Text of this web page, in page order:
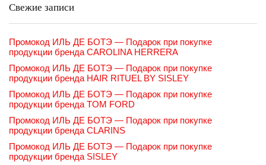
Свежие записи
Промокод ИЛЬ ДЕ БОТЭ — Подарок при покупке
продукции бренда CAROLINA HERRERA
Промокод ИЛЬ ДЕ БОТЭ — Подарок при покупке
продукции бренда HAIR RITUEL BY SISLEY
Промокод ИЛЬ ДЕ БОТЭ — Подарок при покупке
продукции бренда TOM FORD
Промокод ИЛЬ ДЕ БОТЭ — Подарок при покупке
продукции бренда CLARINS
Промокод ИЛЬ ДЕ БОТЭ — Подарок при покупке
продукции бренда SISLEY